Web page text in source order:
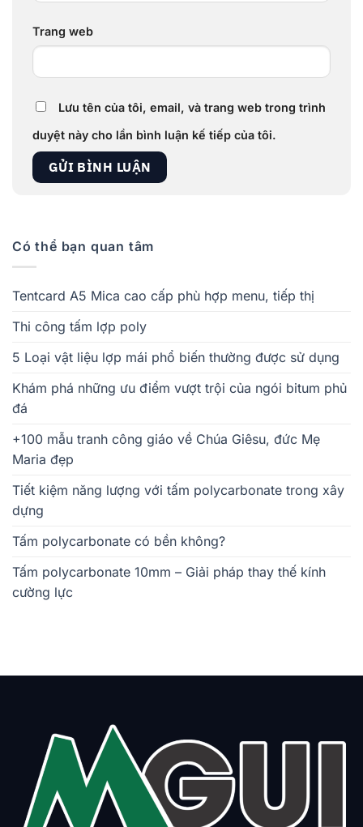
Trang web
Lưu tên của tôi, email, và trang web trong trình
duyệt này cho lần bình luận kế tiếp của tôi.
Có thể bạn quan tâm
Tentcard A5 Mica cao cấp phù hợp menu, tiếp thị
Thi công tấm lợp poly
5 Loại vật liệu lợp mái phổ biến thường được sử dụng
Khám phá những ưu điểm vượt trội của ngói bitum phủ
đá
+100 mẫu tranh công giáo về Chúa Giêsu, đức Mẹ
Maria đẹp
Tiết kiệm năng lượng với tấm polycarbonate trong xây
dựng
Tấm polycarbonate có bền không?
Tấm polycarbonate 10mm – Giải pháp thay thế kính
cường lực